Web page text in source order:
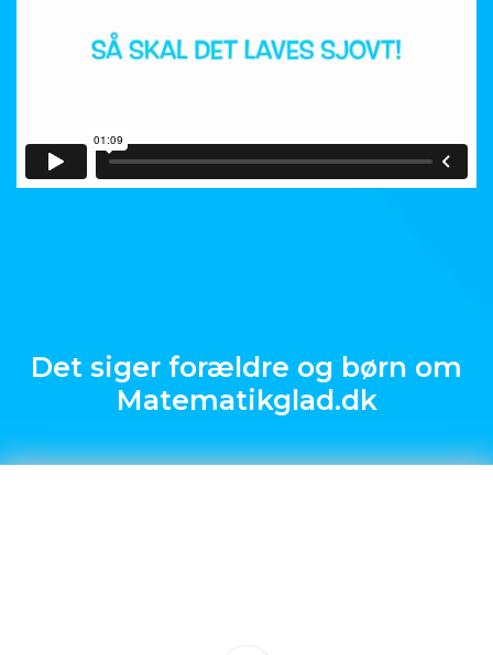
Det siger forældre og børn om
Matematikglad.dk